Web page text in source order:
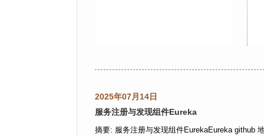
2025年07月14日
服务注册与发现组件Eureka
摘要: 服务注册与发现组件EurekaEureka github